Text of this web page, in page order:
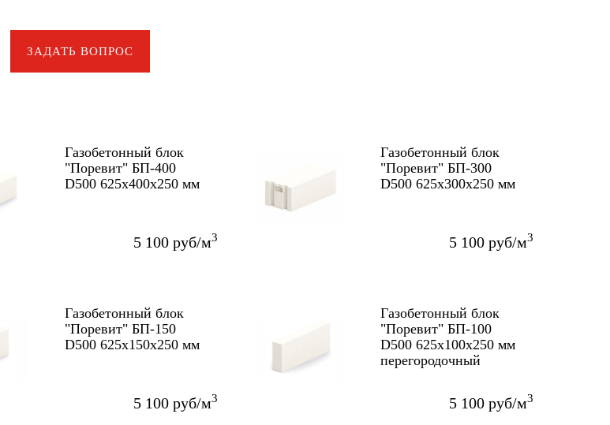
ЗАДАТЬ ВОПРОС
Газобетонный блок
"Поревит" БП-400
D500 625x400x250 мм
5 100 руб/м3
Газобетонный блок
"Поревит" БП-300
D500 625х300х250 мм
5 100 руб/м3
Газобетонный блок
"Поревит" БП-150
D500 625х150х250 мм
5 100 руб/м3
Газобетонный блок
"Поревит" БП-100
D500 625х100х250 мм
перегородочный
5 100 руб/м3